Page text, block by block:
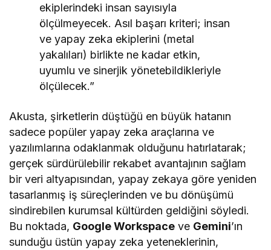
ekiplerindeki insan sayısıyla
ölçülmeyecek. Asıl başarı kriteri; insan
ve yapay zeka ekiplerini (metal
yakalıları) birlikte ne kadar etkin,
uyumlu ve sinerjik yönetebildikleriyle
ölçülecek.”
Akusta, şirketlerin düştüğü en büyük hatanın
sadece popüler yapay zeka araçlarına ve
yazılımlarına odaklanmak olduğunu hatırlatarak;
gerçek sürdürülebilir rekabet avantajının sağlam
bir veri altyapısından, yapay zekaya göre yeniden
tasarlanmış iş süreçlerinden ve bu dönüşümü
sindirebilen kurumsal kültürden geldiğini söyledi.
Bu noktada, Google Workspace ve Gemini’ın
sunduğu üstün yapay zeka yeteneklerinin,